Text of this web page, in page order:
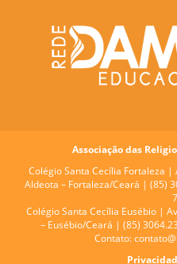
Associação das
Colégio Santa Cecília Fortaleza |
Aldeota – Fortaleza/Ceará | (85)
Colégio Santa Cecília Eusébio |
– Eusébio/Ceará | (85)
Contato: